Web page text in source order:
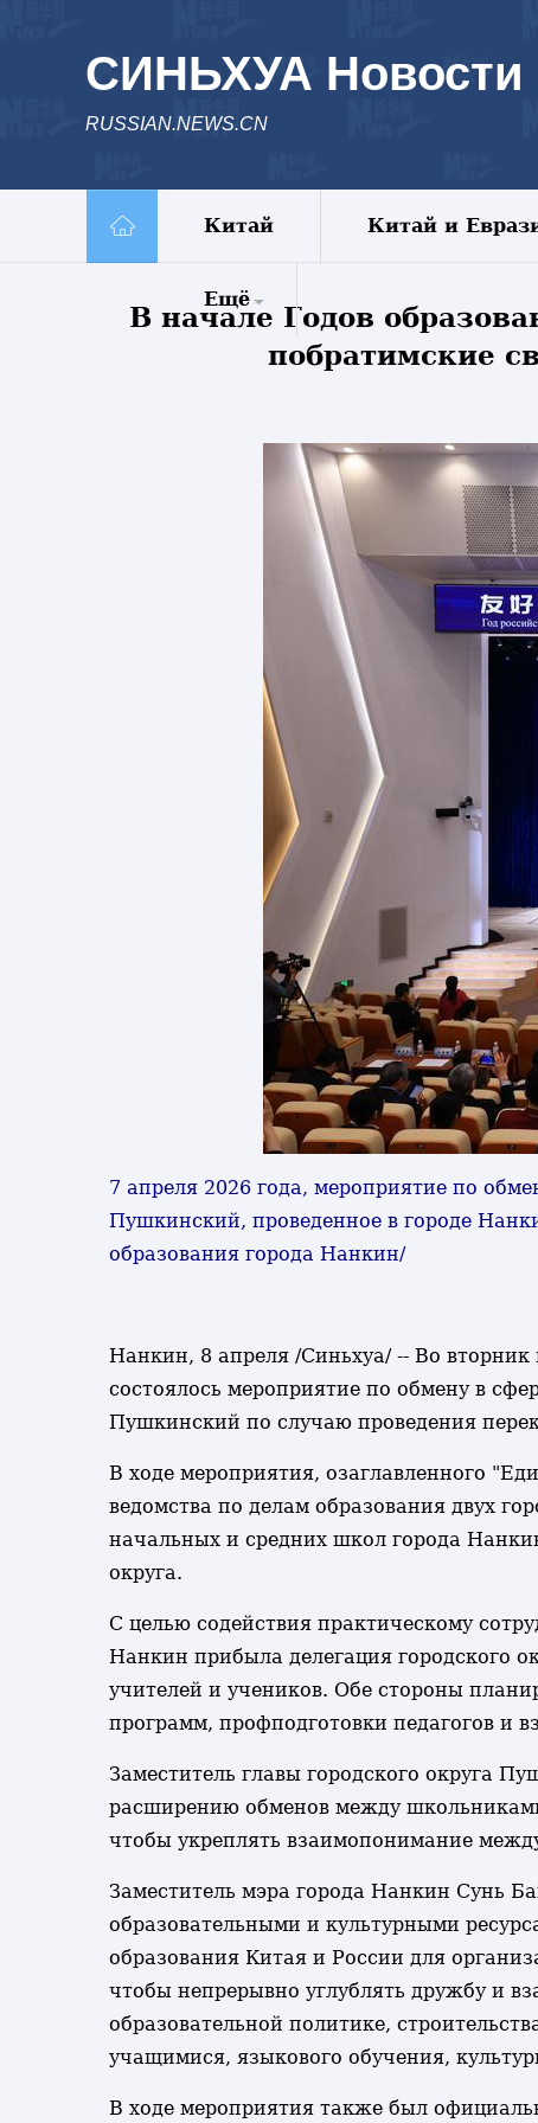
СИНЬХУА Новости
RUSSIAN.NEWS.CN
Китай Китай и
Ещё
Комментарии
В начале Годов
побратимские
7 апреля 2026 года, мероприятие по
Пушкинский, проведенное в городе
образования города Нанкин/
Нанкин, 8 апреля /Синьхуа/ -- Во
состоялось мероприятие по обмену в
Пушкинский по случаю проведения
В ходе мероприятия, озаглавленного
ведомства по делам образования двух
начальных и средних школ города
округа.
С целью содействия практическому
Нанкин прибыла делегация городского
учителей и учеников. Обе стороны
программ, профподготовки педагогов и
Заместитель главы городского округа
расширению обменов между школьниками
чтобы укреплять взаимопонимание
Заместитель мэра города Нанкин Сунь
образовательными и культурными
образования Китая и России для
чтобы непрерывно углублять дружбу и
образовательной политике,
учащимися, языкового обучения,
В ходе мероприятия также был